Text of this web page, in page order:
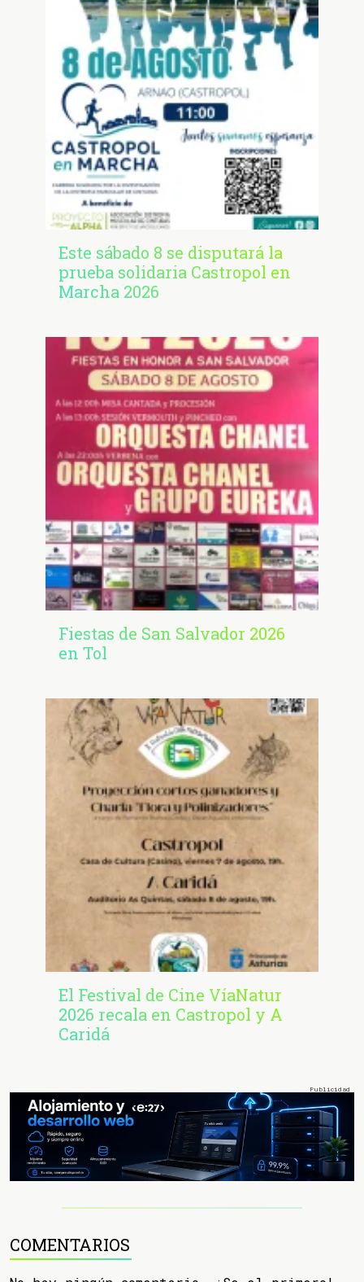
Este sábado 8 se disputará la
prueba solidaria Castropol en
Marcha 2026
Fiestas de San Salvador 2026
en Tol
El Festival de Cine VíaNatur
2026 recala en Castropol y A
Caridá
COMENTARIOS